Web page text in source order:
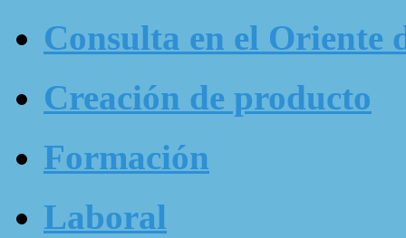
Consulta en el Oriente
Creación de producto
Formación
Laboral